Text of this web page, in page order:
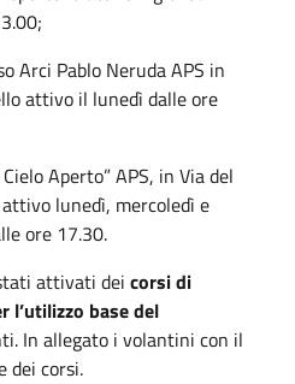
Arci Pablo Neruda APS in
attivo il lunedì dalle ore
Aperto” APS, in Via del
lunedì, mercoledì e
ore 17.30.
attivati dei corsi di
l’utilizzo base del
In allegato i volantini con il
dei corsi.